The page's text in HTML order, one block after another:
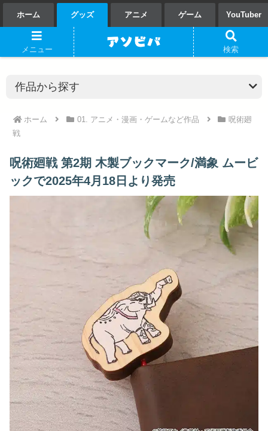
ホーム グッズ アニメ ゲーム YouTuber
ホーム 01. アニメ・漫画・ゲームなど作品
呪術廻
戦
呪術廻戦 第2期 木製ブックマーク/満象 ムービ
ックで2025年4月18日より発売
メニュー 検索